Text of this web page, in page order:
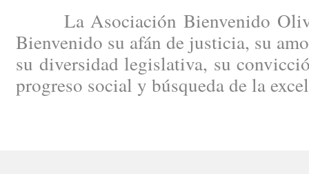
La Asociación Bienvenido
Bienvenido su afán de justicia, su
su diversidad legislativa, su
progreso social y búsqueda de la